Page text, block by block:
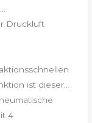
Druckluft
ist dieser...
4